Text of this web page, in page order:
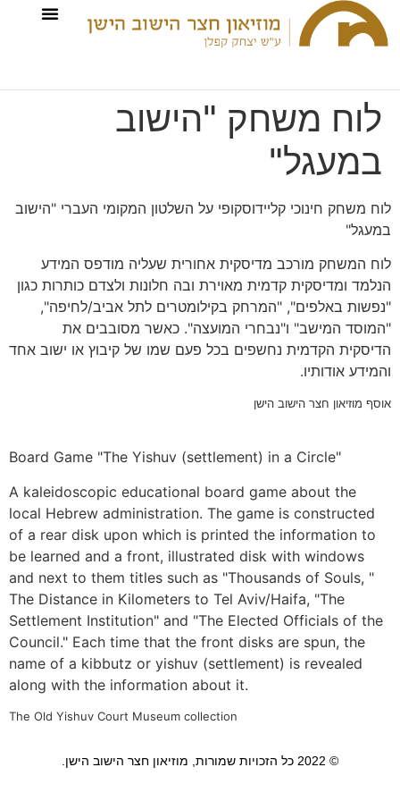
לוח משחק "הישוב
במעגל"
לוח משחק חינוכי קליידוסקופי על השלטון המקומי העברי "הישוב
במעגל"
לוח המשחק מורכב מדיסקית אחורית שעליה מודפס המידע
הנלמד ומדיסקית קדמית מאוירת ובה חלונות ולצדם כותרות כגון
"נפשות באלפים", "המרחק בקילומטרים לתל אביב/לחיפה",
"המוסד המישב" ו"נבחרי המועצה". כאשר מסובבים את
הדיסקית הקדמית נחשפים בכל פעם שמו של קיבוץ או ישוב אחד
והמידע אודותיו.
אוסף מוזיאון חצר הישוב הישן
Board Game "The Yishuv (settlement) in a Circle"
A kaleidoscopic educational board game about the
local Hebrew administration. The game is constructed
of a rear disk upon which is printed the information to
be learned and a front, illustrated disk with windows
and next to them titles such as "Thousands of Souls, "
The Distance in Kilometers to Tel Aviv/Haifa, "The
Settlement Institution" and "The Elected Officials of the
Council." Each time that the front disks are spun, the
name of a kibbutz or yishuv (settlement) is revealed
along with the information about it.
The Old Yishuv Court Museum collection
© 2022 כל הזכויות שמורות, מוזיאון חצר הישוב הישן.